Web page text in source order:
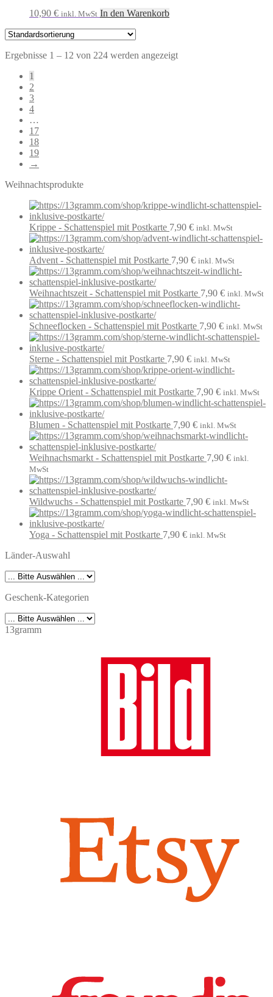
10,90 € inkl. MwSt In den Warenkorb
Ergebnisse 1 – 12 von 224 werden angezeigt
1
2
3
4
…
17
18
19
→
Weihnachtsprodukte
Krippe - Schattenspiel mit Postkarte 7,90 € inkl. MwSt
Advent - Schattenspiel mit Postkarte 7,90 € inkl. MwSt
Weihnachtszeit - Schattenspiel mit Postkarte 7,90 € inkl. MwSt
Schneeflocken - Schattenspiel mit Postkarte 7,90 € inkl. MwSt
Sterne - Schattenspiel mit Postkarte 7,90 € inkl. MwSt
Krippe Orient - Schattenspiel mit Postkarte 7,90 € inkl. MwSt
Blumen - Schattenspiel mit Postkarte 7,90 € inkl. MwSt
Weihnachsmarkt - Schattenspiel mit Postkarte 7,90 € inkl.
MwSt
Wildwuchs - Schattenspiel mit Postkarte 7,90 € inkl. MwSt
Yoga - Schattenspiel mit Postkarte 7,90 € inkl. MwSt
Länder-Auswahl
Geschenk-Kategorien
13gramm